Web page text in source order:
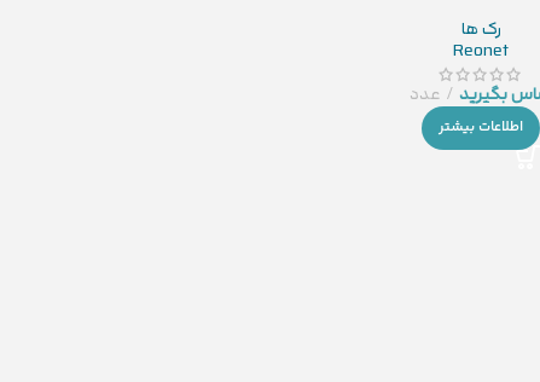
رک ها
Reonet
بگیرید
عدد
اطلاعات بیشتر